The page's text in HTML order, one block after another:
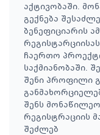
აქტივობაში.
გექნება
ბენეფიციარის
ჩაერთო
საქმიანობაში.
შენი პროფილი
შენს
რეგისტრაციის
შეძლებ